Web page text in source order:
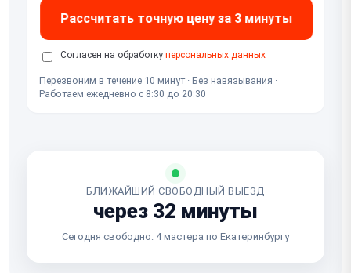
Рассчитать точную цену за 3 минуты
Согласен на обработку персональных данных
Перезвоним в течение 10 минут · Без навязывания ·
Работаем ежедневно с 8:30 до 20:30
БЛИЖАЙШИЙ СВОБОДНЫЙ ВЫЕЗД
через 32 минуты
Сегодня свободно: 4 мастера по Екатеринбургу